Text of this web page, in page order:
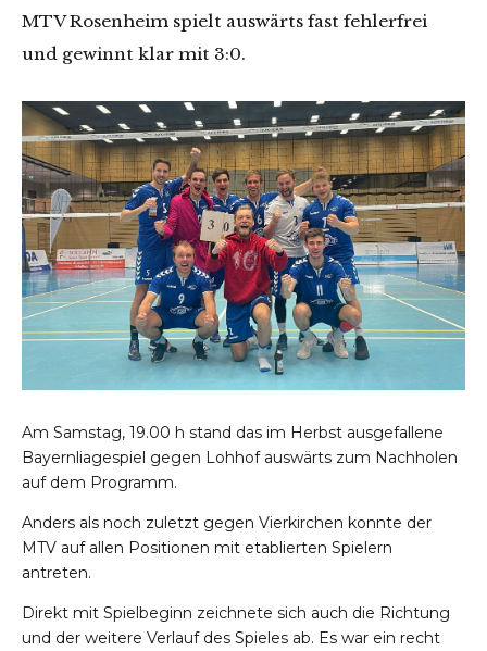
MTV Rosenheim spielt auswärts fast fehlerfrei
und gewinnt klar mit 3:0.
Am Samstag, 19.00 h stand das im Herbst ausgefallene
Bayernliagespiel gegen Lohhof auswärts zum Nachholen
auf dem Programm.
Anders als noch zuletzt gegen Vierkirchen konnte der
MTV auf allen Positionen mit etablierten Spielern
antreten.
Direkt mit Spielbeginn zeichnete sich auch die Richtung
und der weitere Verlauf des Spieles ab. Es war ein recht